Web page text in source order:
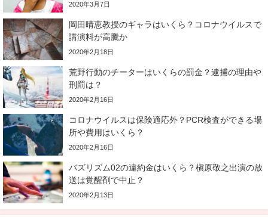
2020年3月7日
岡田晴恵教授のギャラはいくら？コロナウイルスで
講演料が高騰か
2020年2月18日
荒野行動のチーターはいくらの罰金？逮捕の理由や
刑罰は？
2020年2月16日
コロナウイルスは保険適応外？PCR検査ができる場
所や費用はいくら？
2020年2月16日
バズリズム02の違約金はいくら？槇原敬之出演の放
送は覚醒剤で中止？
2020年2月13日